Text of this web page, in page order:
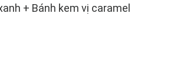
+ Bánh kem vị caramel